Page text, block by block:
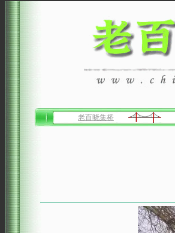
老百晓集桥